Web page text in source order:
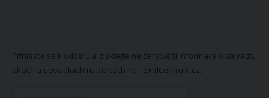
Přihlaste se k odběru a získtejte nejčerstvější informace o slevách,
akcích a speciálních nabídkách na TextilCentrum.cz.